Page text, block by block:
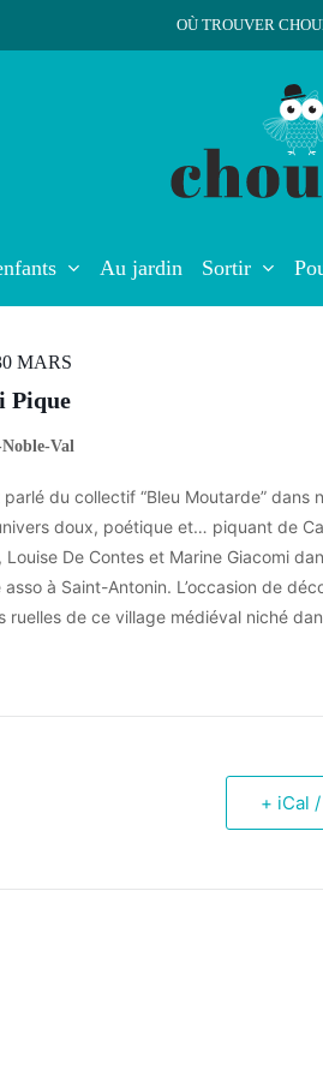
OÙ TROUVER
Au jardin Sortir
MARS
Pique
Val
du collectif “Bleu Moutarde” dans
doux, poétique et… piquant de
Louise De Contes et Marine Giacomi
à Saint-Antonin. L’occasion de
ruelles de ce village médiéval niché
+ iCal